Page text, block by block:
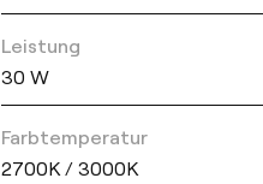
Leistung
30 W
Farbtemperatur
2700K / 3000K